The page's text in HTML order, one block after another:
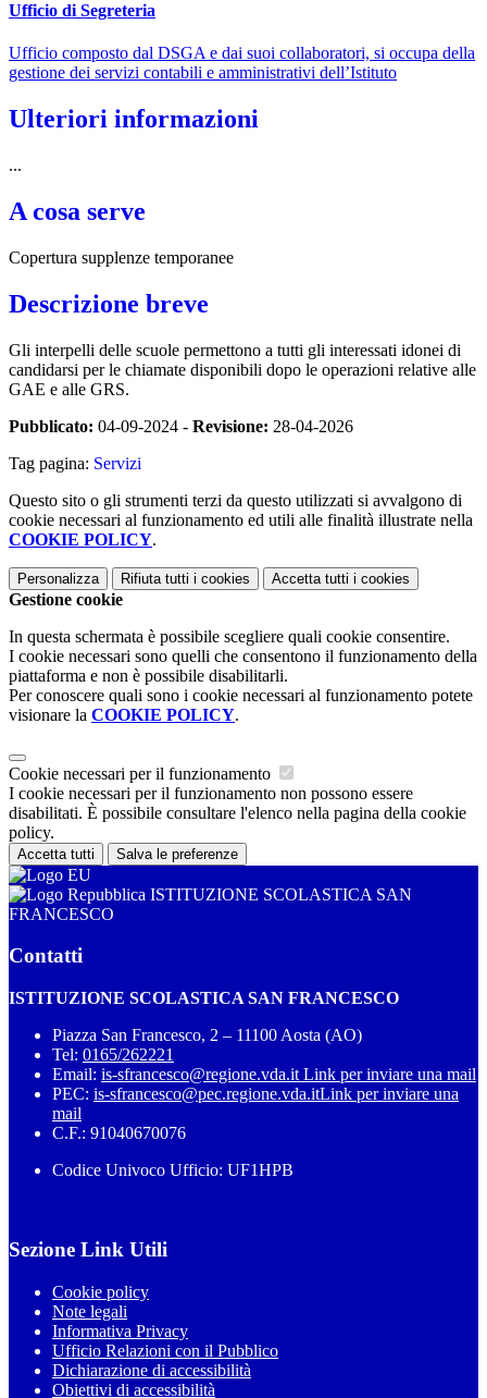
Ufficio di Segreteria
Ufficio composto dal DSGA e dai suoi collaboratori, si occupa della
gestione dei servizi contabili e amministrativi dell’Istituto
Ulteriori informazioni
...
A cosa serve
Copertura supplenze temporanee
Descrizione breve
Gli interpelli delle scuole permettono a tutti gli interessati idonei di
candidarsi per le chiamate disponibili dopo le operazioni relative alle
GAE e alle GRS.
Pubblicato: 04-09-2024 - Revisione: 28-04-2026
Tag pagina: Servizi
Questo sito o gli strumenti terzi da questo utilizzati si avvalgono di
cookie necessari al funzionamento ed utili alle finalità illustrate nella
COOKIE POLICY.
Personalizza Rifiuta tutti i cookies Accetta tutti i cookies
Gestione cookie
In questa schermata è possibile scegliere quali cookie consentire.
I cookie necessari sono quelli che consentono il funzionamento della
piattaforma e non è possibile disabilitarli.
Per conoscere quali sono i cookie necessari al funzionamento potete
visionare la COOKIE POLICY.
Cookie necessari per il funzionamento
I cookie necessari per il funzionamento non possono essere
disabilitati. È possibile consultare l'elenco nella pagina della cookie
policy.
Accetta tutti Salva le preferenze
ISTITUZIONE SCOLASTICA SAN
FRANCESCO
Contatti
ISTITUZIONE SCOLASTICA SAN FRANCESCO
Piazza San Francesco, 2 – 11100 Aosta (AO)
Tel: 0165/262221
Email: is-sfrancesco@regione.vda.it Link per inviare una mail
PEC: is-sfrancesco@pec.regione.vda.itLink per inviare una
mail
C.F.: 91040670076
Codice Univoco Ufficio: UF1HPB
Sezione Link Utili
Cookie policy
Note legali
Informativa Privacy
Ufficio Relazioni con il Pubblico
Dichiarazione di accessibilità
Obiettivi di accessibilità